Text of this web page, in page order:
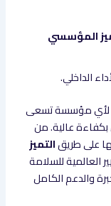
المؤسسي
الداخلي.
لأي مؤسسة تسعى
عالية. من
على طريقالتميز
العالمية للسلامة
والدعم الكامل